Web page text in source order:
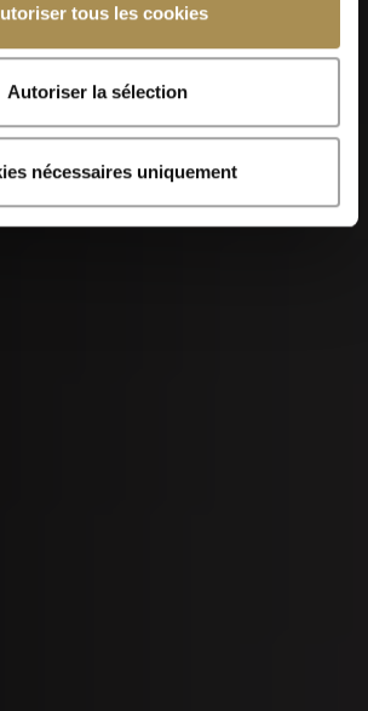
tous les cookies
Autoriser la sélection
nécessaires uniquement